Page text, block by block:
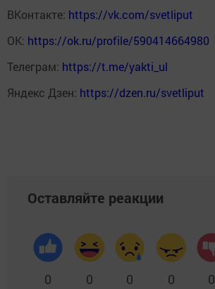
ВКонтакте: https://vk.com/svetliput
ОК: https://ok.ru/profile/590414664980
Телеграм: https://t.me/yakti_ul
Яндекс Дзен: https://dzen.ru/svetliput
Оставляйте реакции
0 0 0 0 0